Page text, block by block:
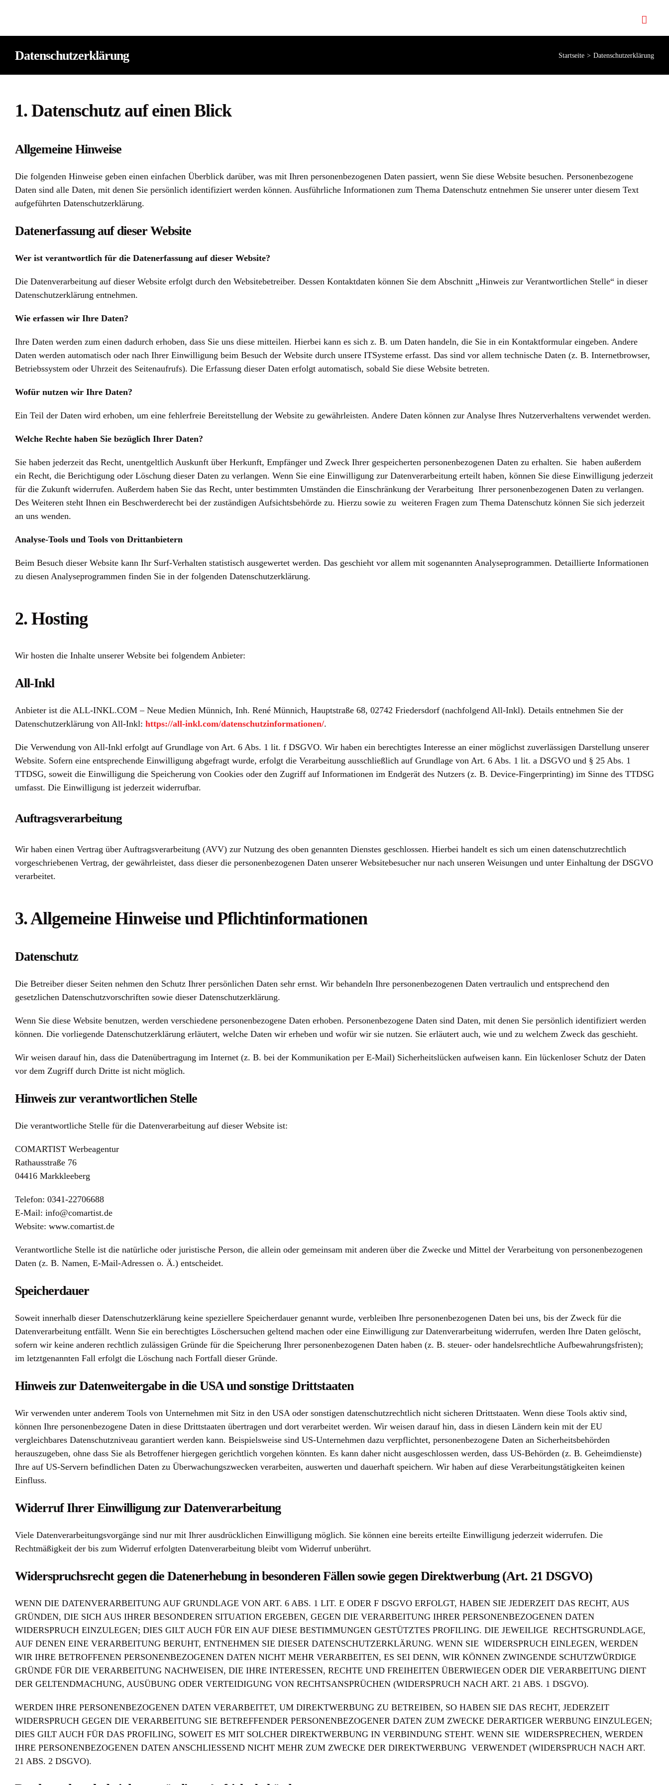
Datenschutzerklärung Startseite Datenschutzerklärung
1. Datenschutz auf einen Blick
Allgemeine Hinweise
Die folgenden Hinweise geben einen einfachen Überblick darüber, was mit Ihren personenbezogenen Daten passiert, wenn Sie diese Website besuchen. Personenbezogene
Daten sind alle Daten, mit denen Sie persönlich identifiziert werden können. Ausführliche Informationen zum Thema Datenschutz entnehmen Sie unserer unter diesem Text
aufgeführten Datenschutzerklärung.
Datenerfassung auf dieser Website
Wer ist verantwortlich für die Datenerfassung auf dieser Website?
Die Datenverarbeitung auf dieser Website erfolgt durch den Websitebetreiber. Dessen Kontaktdaten können Sie dem Abschnitt „Hinweis zur Verantwortlichen Stelle“ in dieser
Datenschutzerklärung entnehmen.
Wie erfassen wir Ihre Daten?
Ihre Daten werden zum einen dadurch erhoben, dass Sie uns diese mitteilen. Hierbei kann es sich z. B. um Daten handeln, die Sie in ein Kontaktformular eingeben. Andere
Daten werden automatisch oder nach Ihrer Einwilligung beim Besuch der Website durch unsere ITSysteme erfasst. Das sind vor allem technische Daten (z. B. Internetbrowser,
Betriebssystem oder Uhrzeit des Seitenaufrufs). Die Erfassung dieser Daten erfolgt automatisch, sobald Sie diese Website betreten.
Wofür nutzen wir Ihre Daten?
Ein Teil der Daten wird erhoben, um eine fehlerfreie Bereitstellung der Website zu gewährleisten. Andere Daten können zur Analyse Ihres Nutzerverhaltens verwendet werden.
Welche Rechte haben Sie bezüglich Ihrer Daten?
Sie haben jederzeit das Recht, unentgeltlich Auskunft über Herkunft, Empfänger und Zweck Ihrer gespeicherten personenbezogenen Daten zu erhalten. Sie haben außerdem
ein Recht, die Berichtigung oder Löschung dieser Daten zu verlangen. Wenn Sie eine Einwilligung zur Datenverarbeitung erteilt haben, können Sie diese Einwilligung jederzeit
für die Zukunft widerrufen. Außerdem haben Sie das Recht, unter bestimmten Umständen die Einschränkung der Verarbeitung Ihrer personenbezogenen Daten zu verlangen.
Des Weiteren steht Ihnen ein Beschwerderecht bei der zuständigen Aufsichtsbehörde zu. Hierzu sowie zu weiteren Fragen zum Thema Datenschutz können Sie sich jederzeit
an uns wenden.
Analyse-Tools und Tools von Drittanbietern
Beim Besuch dieser Website kann Ihr Surf-Verhalten statistisch ausgewertet werden. Das geschieht vor allem mit sogenannten Analyseprogrammen. Detaillierte Informationen
zu diesen Analyseprogrammen finden Sie in der folgenden Datenschutzerklärung.
2. Hosting
Wir hosten die Inhalte unserer Website bei folgendem Anbieter:
All-Inkl
Anbieter ist die ALL-INKL.COM – Neue Medien Münnich, Inh. René Münnich, Hauptstraße 68, 02742 Friedersdorf (nachfolgend All-Inkl). Details entnehmen Sie der
Datenschutzerklärung von All-Inkl: https://all-inkl.com/datenschutzinformationen/.
Die Verwendung von All-Inkl erfolgt auf Grundlage von Art. 6 Abs. 1 lit. f DSGVO. Wir haben ein berechtigtes Interesse an einer möglichst zuverlässigen Darstellung unserer
Website. Sofern eine entsprechende Einwilligung abgefragt wurde, erfolgt die Verarbeitung ausschließlich auf Grundlage von Art. 6 Abs. 1 lit. a DSGVO und § 25 Abs. 1
TTDSG, soweit die Einwilligung die Speicherung von Cookies oder den Zugriff auf Informationen im Endgerät des Nutzers (z. B. Device-Fingerprinting) im Sinne des TTDSG
umfasst. Die Einwilligung ist jederzeit widerrufbar.
Auftragsverarbeitung
Wir haben einen Vertrag über Auftragsverarbeitung (AVV) zur Nutzung des oben genannten Dienstes geschlossen. Hierbei handelt es sich um einen datenschutzrechtlich
vorgeschriebenen Vertrag, der gewährleistet, dass dieser die personenbezogenen Daten unserer Websitebesucher nur nach unseren Weisungen und unter Einhaltung der DSGVO
verarbeitet.
3. Allgemeine Hinweise und Pflichtinformationen
Datenschutz
Die Betreiber dieser Seiten nehmen den Schutz Ihrer persönlichen Daten sehr ernst. Wir behandeln Ihre personenbezogenen Daten vertraulich und entsprechend den
gesetzlichen Datenschutzvorschriften sowie dieser Datenschutzerklärung.
Wenn Sie diese Website benutzen, werden verschiedene personenbezogene Daten erhoben. Personenbezogene Daten sind Daten, mit denen Sie persönlich identifiziert werden
können. Die vorliegende Datenschutzerklärung erläutert, welche Daten wir erheben und wofür wir sie nutzen. Sie erläutert auch, wie und zu welchem Zweck das geschieht.
Wir weisen darauf hin, dass die Datenübertragung im Internet (z. B. bei der Kommunikation per E-Mail) Sicherheitslücken aufweisen kann. Ein lückenloser Schutz der Daten
vor dem Zugriff durch Dritte ist nicht möglich.
Hinweis zur verantwortlichen Stelle
Die verantwortliche Stelle für die Datenverarbeitung auf dieser Website ist:
COMARTIST Werbeagentur
Rathausstraße 76
04416 Markkleeberg
Telefon: 0341-22706688
E-Mail: info@comartist.de
Website: www.comartist.de
Verantwortliche Stelle ist die natürliche oder juristische Person, die allein oder gemeinsam mit anderen über die Zwecke und Mittel der Verarbeitung von personenbezogenen
Daten (z. B. Namen, E-Mail-Adressen o. Ä.) entscheidet.
Speicherdauer
Soweit innerhalb dieser Datenschutzerklärung keine speziellere Speicherdauer genannt wurde, verbleiben Ihre personenbezogenen Daten bei uns, bis der Zweck für die
Datenverarbeitung entfällt. Wenn Sie ein berechtigtes Löschersuchen geltend machen oder eine Einwilligung zur Datenverarbeitung widerrufen, werden Ihre Daten gelöscht,
sofern wir keine anderen rechtlich zulässigen Gründe für die Speicherung Ihrer personenbezogenen Daten haben (z. B. steuer- oder handelsrechtliche Aufbewahrungsfristen);
im letztgenannten Fall erfolgt die Löschung nach Fortfall dieser Gründe.
Hinweis zur Datenweitergabe in die USA und sonstige Drittstaaten
Wir verwenden unter anderem Tools von Unternehmen mit Sitz in den USA oder sonstigen datenschutzrechtlich nicht sicheren Drittstaaten. Wenn diese Tools aktiv sind,
können Ihre personenbezogene Daten in diese Drittstaaten übertragen und dort verarbeitet werden. Wir weisen darauf hin, dass in diesen Ländern kein mit der EU
vergleichbares Datenschutzniveau garantiert werden kann. Beispielsweise sind US-Unternehmen dazu verpflichtet, personenbezogene Daten an Sicherheitsbehörden
herauszugeben, ohne dass Sie als Betroffener hiergegen gerichtlich vorgehen könnten. Es kann daher nicht ausgeschlossen werden, dass US-Behörden (z. B. Geheimdienste)
Ihre auf US-Servern befindlichen Daten zu Überwachungszwecken verarbeiten, auswerten und dauerhaft speichern. Wir haben auf diese Verarbeitungstätigkeiten keinen
Einfluss.
Widerruf Ihrer Einwilligung zur Datenverarbeitung
Viele Datenverarbeitungsvorgänge sind nur mit Ihrer ausdrücklichen Einwilligung möglich. Sie können eine bereits erteilte Einwilligung jederzeit widerrufen. Die
Rechtmäßigkeit der bis zum Widerruf erfolgten Datenverarbeitung bleibt vom Widerruf unberührt.
Widerspruchsrecht gegen die Datenerhebung in besonderen Fällen sowie gegen Direktwerbung (Art. 21 DSGVO)
WENN DIE DATENVERARBEITUNG AUF GRUNDLAGE VON ART. 6 ABS. 1 LIT. E ODER F DSGVO ERFOLGT, HABEN SIE JEDERZEIT DAS RECHT, AUS
GRÜNDEN, DIE SICH AUS IHRER BESONDEREN SITUATION ERGEBEN, GEGEN DIE VERARBEITUNG IHRER PERSONENBEZOGENEN DATEN
WIDERSPRUCH EINZULEGEN; DIES GILT AUCH FÜR EIN AUF DIESE BESTIMMUNGEN GESTÜTZTES PROFILING. DIE JEWEILIGE RECHTSGRUNDLAGE,
AUF DENEN EINE VERARBEITUNG BERUHT, ENTNEHMEN SIE DIESER DATENSCHUTZERKLÄRUNG. WENN SIE WIDERSPRUCH EINLEGEN, WERDEN
WIR IHRE BETROFFENEN PERSONENBEZOGENEN DATEN NICHT MEHR VERARBEITEN, ES SEI DENN, WIR KÖNNEN ZWINGENDE SCHUTZWÜRDIGE
GRÜNDE FÜR DIE VERARBEITUNG NACHWEISEN, DIE IHRE INTERESSEN, RECHTE UND FREIHEITEN ÜBERWIEGEN ODER DIE VERARBEITUNG DIENT
DER GELTENDMACHUNG, AUSÜBUNG ODER VERTEIDIGUNG VON RECHTSANSPRÜCHEN (WIDERSPRUCH NACH ART. 21 ABS. 1 DSGVO).
WERDEN IHRE PERSONENBEZOGENEN DATEN VERARBEITET, UM DIREKTWERBUNG ZU BETREIBEN, SO HABEN SIE DAS RECHT, JEDERZEIT
WIDERSPRUCH GEGEN DIE VERARBEITUNG SIE BETREFFENDER PERSONENBEZOGENER DATEN ZUM ZWECKE DERARTIGER WERBUNG EINZULEGEN;
DIES GILT AUCH FÜR DAS PROFILING, SOWEIT ES MIT SOLCHER DIREKTWERBUNG IN VERBINDUNG STEHT. WENN SIE WIDERSPRECHEN, WERDEN
IHRE PERSONENBEZOGENEN DATEN ANSCHLIESSEND NICHT MEHR ZUM ZWECKE DER DIREKTWERBUNG VERWENDET (WIDERSPRUCH NACH ART.
21 ABS. 2 DSGVO).